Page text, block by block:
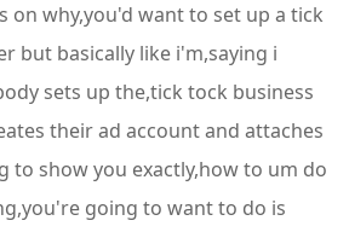
on why,you'd want to set up a tick
but basically like i'm,saying i
sets up the,tick tock business
their ad account and attaches
to show you exactly,how to um do
going to want to do is